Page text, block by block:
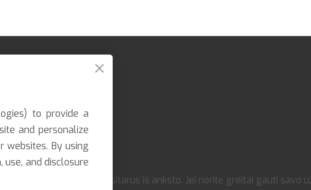
galimybė susitarus iš anksto. Jei norite greitai gauti savo
to provide a
and personalize
websites. By using
and disclosure